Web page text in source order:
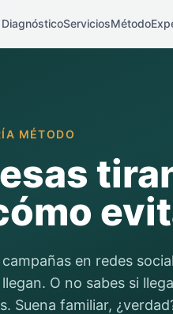
DiagnósticoServiciosMétodo
MÉTODO
en redes
O no sabes si
Suena familiar,